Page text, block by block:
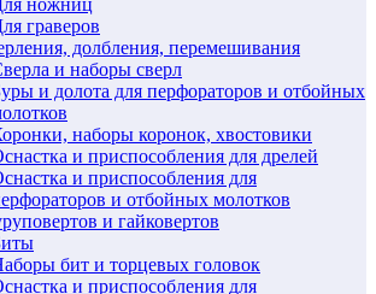
ножниц
граверов
долбления, перемешивания
и наборы сверл
и долота для перфораторов и отбойных
наборы коронок, хвостовики
и приспособления для дрелей
и приспособления для
и отбойных молотков
и гайковертов
бит и торцевых головок
и приспособления для